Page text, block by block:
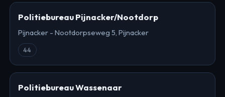
Politiebureau Pijnacker/Nootdorp
Pijnacker - Nootdorpseweg 5, Pijnacker
44
Politiebureau Wassenaar